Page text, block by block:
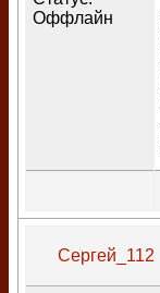
Оффлайн
Сергей_112